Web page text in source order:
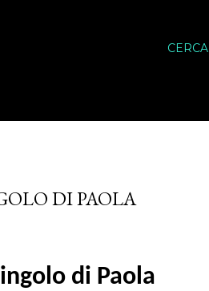
CERCA
DI PAOLA
di Paola